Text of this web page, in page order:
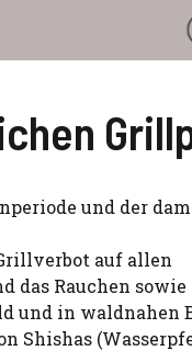
und der
auf allen
das Rauchen sowie
und in waldnahen
Shishas